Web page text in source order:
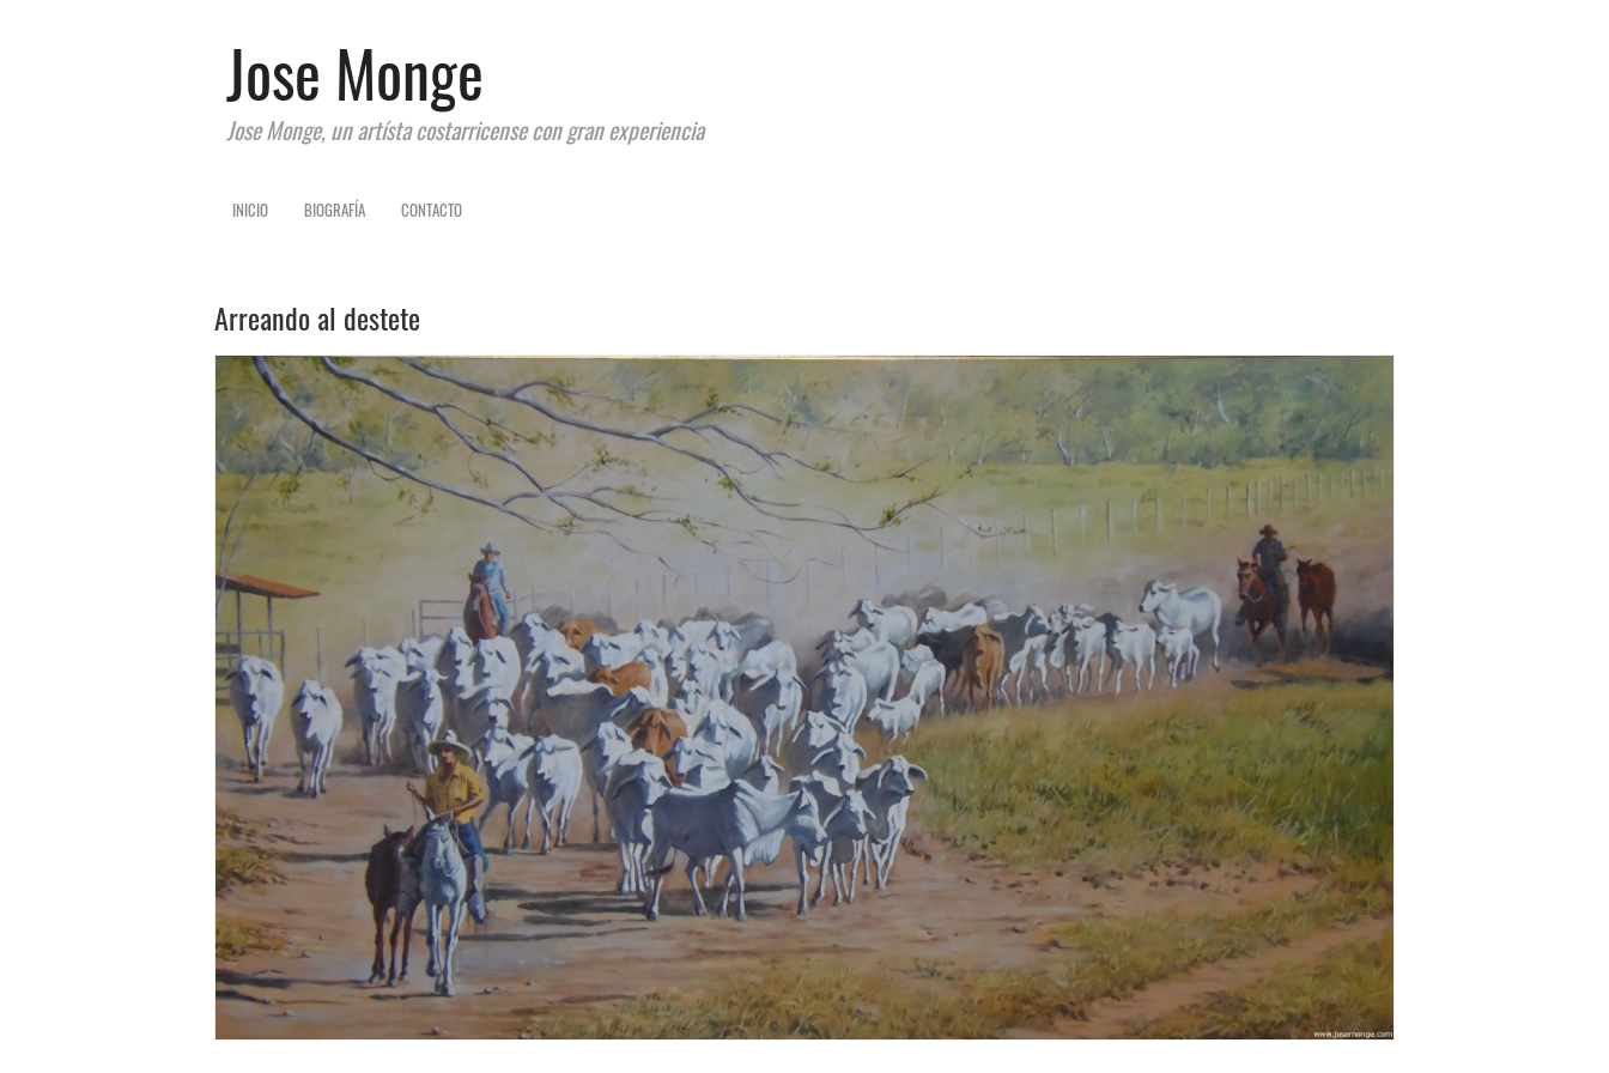
Jose Monge
Jose Monge, un artísta costarricense con gran experiencia
INICIO BIOGRAFÍA CONTACTO
Arreando al destete